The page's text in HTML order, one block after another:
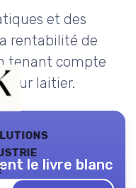
et des
rentabilité de
tenant compte
laitier.
le livre blanc